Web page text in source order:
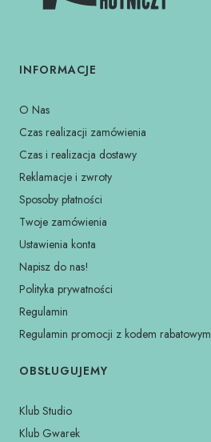
Linki w stopce
INFORMACJE
O Nas
Czas realizacji zamówienia
Czas i realizacja dostawy
Reklamacje i zwroty
Sposoby płatności
Twoje zamówienia
Ustawienia konta
Napisz do nas!
Polityka prywatności
Regulamin
Regulamin promocji z kodem rabatowym
OBSŁUGUJEMY
Klub Studio
Klub Gwarek